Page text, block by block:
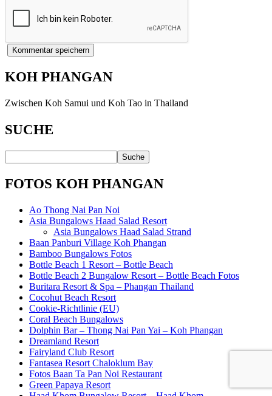
KOH PHANGAN
Zwischen Koh Samui und Koh Tao in Thailand
SUCHE
FOTOS KOH PHANGAN
Ao Thong Nai Pan Noi
Asia Bungalows Haad Salad Resort
Asia Bungalows Haad Salad Strand
Baan Panburi Village Koh Phangan
Bamboo Bungalows Fotos
Bottle Beach 1 Resort – Bottle Beach
Bottle Beach 2 Bungalow Resort – Bottle Beach Fotos
Buritara Resort & Spa – Phangan Thailand
Cocohut Beach Resort
Cookie-Richtlinie (EU)
Coral Beach Bungalows
Dolphin Bar – Thong Nai Pan Yai – Koh Phangan
Dreamland Resort
Fairyland Club Resort
Fantasea Resort Chaloklum Bay
Fotos Baan Ta Pan Noi Restaurant
Green Papaya Resort